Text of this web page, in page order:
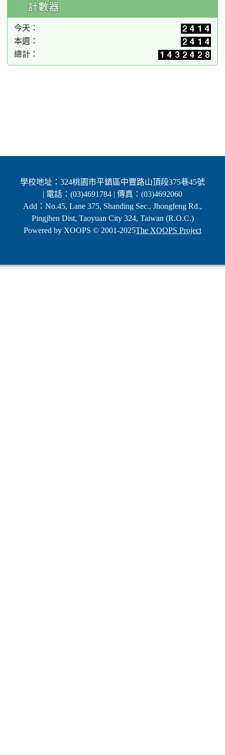
計數器
今天：
本週：
總計：
學校地址：324桃園市平鎮區中豐路山頂段375巷45號
| 電話：(03)4691784 | 傳真：(03)4692060
Add：No.45, Lane 375, Shanding Sec., Jhongfeng Rd.,
Pingjhen Dist, Taoyuan City 324, Taiwan (R.O.C.)
Powered by XOOPS © 2001-2025The XOOPS Project